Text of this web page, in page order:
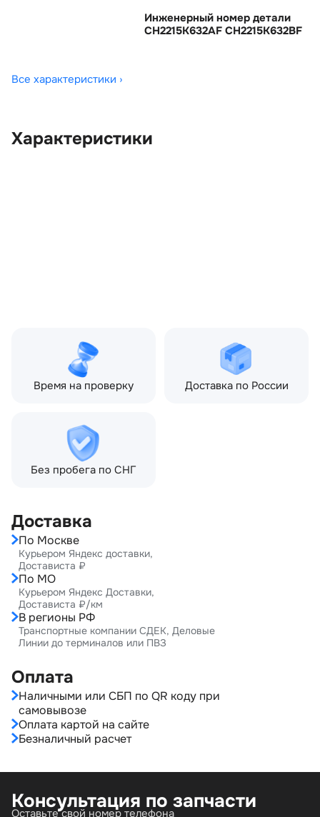
Инженерный номер детали
CH2215K632AF CH2215K632BF
Все характеристики ›
Характеристики
Время на проверку Доставка по России
Без пробега по СНГ
Доставка
По Москве
Курьером Яндекс доставки,
Достависта ₽
По МО
Курьером Яндекс Доставки,
Достависта ₽/км
В регионы РФ
Транспортные компании СДЕК, Деловые
Линии до терминалов или ПВЗ
Оплата
Наличными или СБП по QR коду при
самовывозе
Оплата картой на сайте
Безналичный расчет
Консультация по запчасти
Оставьте свой номер телефона